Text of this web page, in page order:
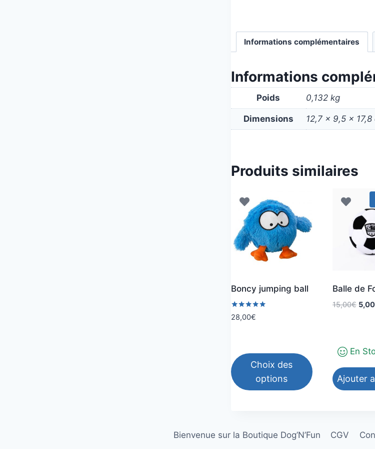
Informations complémentaires
Informations
Poids 0,132 kg
Dimensions 12,7 × 9,5 × 17,8
Produits similaires
Boncy jumping ball
Note
5.00
28,00€
Choix des
options
plusieurs
Balle de
15,00€ Le
5,00
En
Ajouter
Bienvenue sur la Boutique Dog’N’Fun CGV